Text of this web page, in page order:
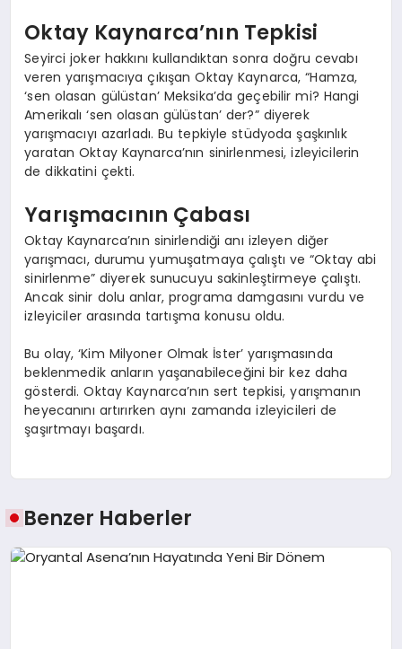
Oktay Kaynarca’nın Tepkisi
Seyirci joker hakkını kullandıktan sonra doğru cevabı
veren yarışmacıya çıkışan Oktay Kaynarca, “Hamza,
‘sen olasan gülüstan’ Meksika’da geçebilir mi? Hangi
Amerikalı ‘sen olasan gülüstan’ der?” diyerek
yarışmacıyı azarladı. Bu tepkiyle stüdyoda şaşkınlık
yaratan Oktay Kaynarca’nın sinirlenmesi, izleyicilerin
de dikkatini çekti.
Yarışmacının Çabası
Oktay Kaynarca’nın sinirlendiği anı izleyen diğer
yarışmacı, durumu yumuşatmaya çalıştı ve “Oktay abi
sinirlenme” diyerek sunucuyu sakinleştirmeye çalıştı.
Ancak sinir dolu anlar, programa damgasını vurdu ve
izleyiciler arasında tartışma konusu oldu.
Bu olay, ‘Kim Milyoner Olmak İster’ yarışmasında
beklenmedik anların yaşanabileceğini bir kez daha
gösterdi. Oktay Kaynarca’nın sert tepkisi, yarışmanın
heyecanını artırırken aynı zamanda izleyicileri de
şaşırtmayı başardı.
Benzer Haberler